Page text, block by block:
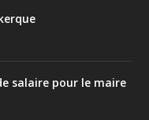
salaire pour le maire